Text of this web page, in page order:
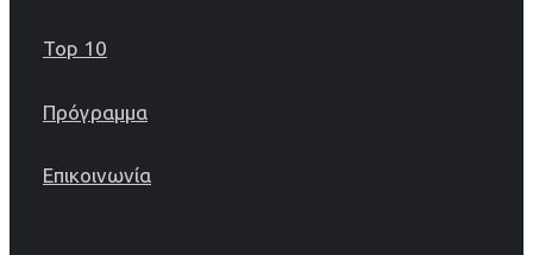
Top 10
Πρόγραμμα
Επικοινωνία